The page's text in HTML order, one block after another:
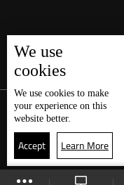
We use
cookies
We use cookies to make
your experience on this
website better.
Accept Learn More